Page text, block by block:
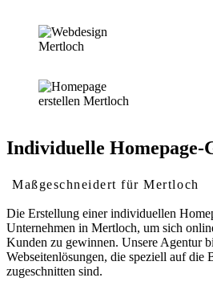
Individuelle
Maßgeschneidert für Mertloch
Die Erstellung einer individuellen
Unternehmen in Mertloch, um sich
Kunden zu gewinnen. Unsere Agentur
Webseitenlösungen, die speziell auf die
zugeschnitten sind.